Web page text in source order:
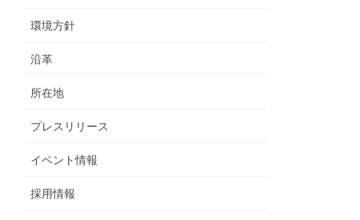
環境方針
沿革
所在地
プレスリリース
イベント情報
採用情報